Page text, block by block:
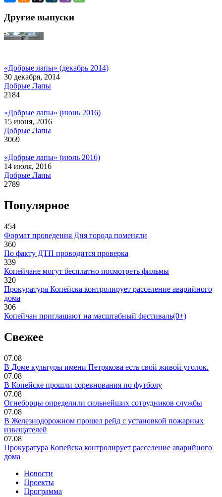
Другие выпуски
«Добрые лапы» (декабрь 2014)
30 декабря, 2014
Добрые Лапы
2184
«Добрые лапы» (июнь 2016)
15 июня, 2016
Добрые Лапы
3069
«Добрые лапы» (июль 2016)
14 июля, 2016
Добрые Лапы
2789
Популярное
454
Формат проведения Дня города поменяли
360
По факту ДТП проводится проверка
339
Копейчане могут бесплатно посмотреть фильмы
320
Прокуратура Копейска контролирует расселение аварийного
дома
306
Копейчан приглашают на масштабный фестиваль(0+)
Свежее
07.08
В Доме культуры имени Петрякова есть свой живой уголок.
07.08
В Копейске прошли соревнования по футболу
07.08
Огнеборцы определили сильнейших сотрудников службы
07.08
В Железнодорожном прошел рейд с установкой пожарных
извещателей
07.08
Прокуратура Копейска контролирует расселение аварийного
дома
Новости
Проекты
Программа